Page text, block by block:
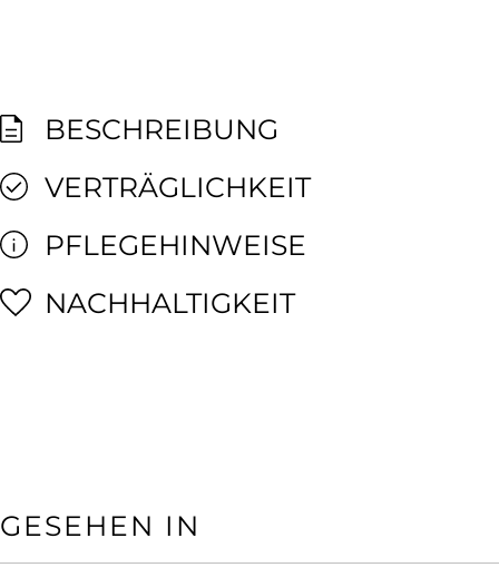
BESCHREIBUNG
VERTRÄGLICHKEIT
PFLEGEHINWEISE
NACHHALTIGKEIT
GESEHEN IN